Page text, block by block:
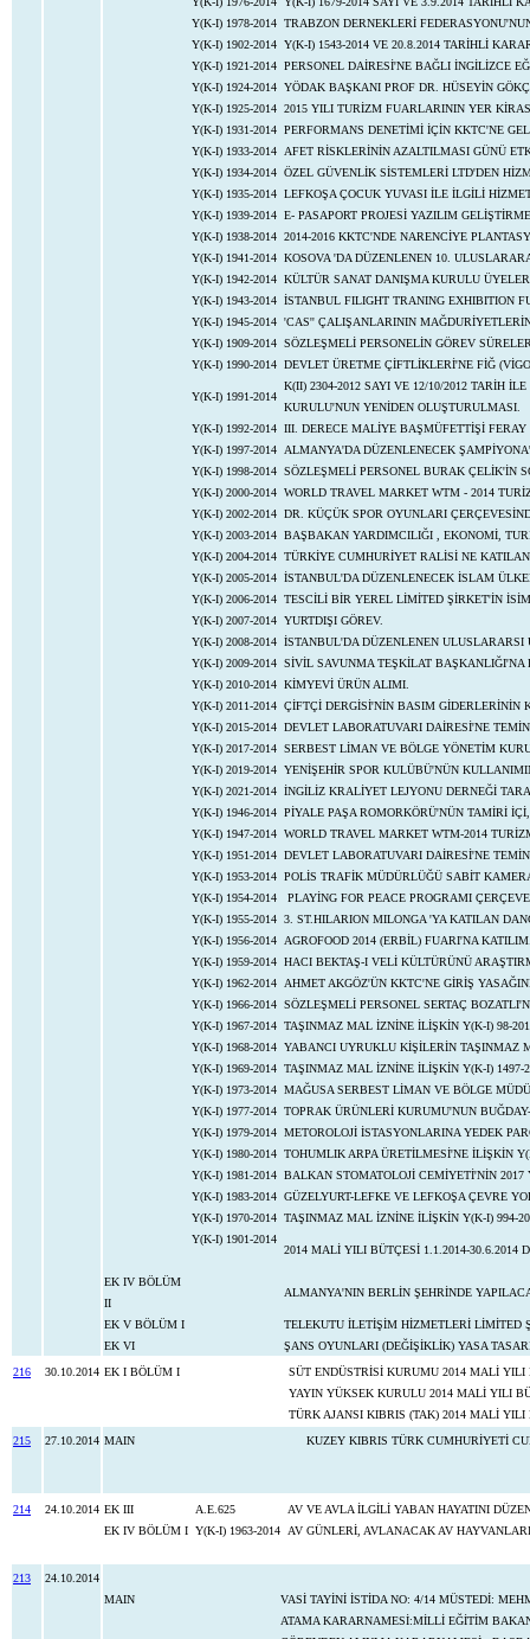
Y(K-I) 1978-2014 TRABZON DERNEKLERİ
Y(K-I) 1902-2014 Y(K-I) 1543-2014 VE 20.8.2014 TARİHLİ
Y(K-I) 1921-2014 PERSONEL DAİRESİ'NE BAĞLI İNGİLİZCE
Y(K-I) 1924-2014 YÖDAK BAŞKANI PROF DR. HÜSEYİN
Y(K-I) 1925-2014 2015 YILI TURİZM FUARLARININ YER
Y(K-I) 1931-2014 PERFORMANS DENETİMİ İÇİN KKTC'NE
Y(K-I) 1933-2014
AFET RİSKLERİNİN AZALTILMASI GÜNÜ
Y(K-I) 1934-2014 ÖZEL GÜVENLİK SİSTEMLERİ LTD'DEN
Y(K-I) 1935-2014 LEFKOŞA ÇOCUK YUVASI İLE İLGİLİ
Y(K-I) 1939-2014 E- PASAPORT PROJESİ YAZILIM
Y(K-I) 1938-2014 2014-2016 KKTC'NDE NARENCİYE
Y(K-I) 1941-2014 KOSOVA 'DA DÜZENLENEN 10.
Y(K-I) 1942-2014 KÜLTÜR SANAT DANIŞMA KURULU
Y(K-I) 1943-2014 İSTANBUL FILIGHT TRANING EXHIBITION
Y(K-I) 1945-2014 'CAS'' ÇALIŞANLARININ
Y(K-I) 1909-2014 SÖZLEŞMELİ PERSONELİN GÖREV
Y(K-I) 1990-2014 DEVLET ÜRETME ÇİFTLİKLERİ'NE FİĞ
Y(K-I) 1991-2014
K(II) 2304-2012 SAYI VE 12/10/2012 TARİH
KURULU'NUN YENİDEN OLUŞTURULMASI.
Y(K-I) 1992-2014 III. DERECE MALİYE BAŞMÜFETTİŞİ
Y(K-I) 1997-2014
ALMANYA'DA DÜZENLENECEK
Y(K-I) 1998-2014 SÖZLEŞMELİ PERSONEL BURAK ÇELİK'İN
Y(K-I) 2000-2014 WORLD TRAVEL MARKET WTM - 2014
Y(K-I) 2002-2014 DR. KÜÇÜK SPOR OYUNLARI
Y(K-I) 2003-2014 BAŞBAKAN YARDIMCILIĞI , EKONOMİ,
Y(K-I) 2004-2014 TÜRKİYE CUMHURİYET RALİSİ NE
Y(K-I) 2005-2014 İSTANBUL'DA DÜZENLENECEK İSLAM
Y(K-I) 2006-2014 TESCİLİ BİR YEREL LİMİTED ŞİRKET'İN
Y(K-I) 2007-2014 YURTDIŞI GÖREV.
Y(K-I) 2008-2014 İSTANBUL'DA DÜZENLENEN
Y(K-I) 2009-2014 SİVİL SAVUNMA TEŞKİLAT
Y(K-I) 2010-2014 KİMYEVİ ÜRÜN ALIMI.
Y(K-I) 2011-2014 ÇİFTÇİ DERGİSİ'NİN BASIM GİDERLERİNİN
Y(K-I) 2015-2014 DEVLET LABORATUVARI DAİRESİ'NE
Y(K-I) 2017-2014 SERBEST LİMAN VE BÖLGE YÖNETİM
Y(K-I) 2019-2014 YENİŞEHİR SPOR KULÜBÜ'NÜN
Y(K-I) 2021-2014 İNGİLİZ KRALİYET LEJYONU DERNEĞİ
Y(K-I) 1946-2014 PİYALE PAŞA ROMORKÖRÜ'NÜN TAMİRİ
Y(K-I) 1947-2014 WORLD TRAVEL MARKET WTM-2014
Y(K-I) 1951-2014 DEVLET LABORATUVARI DAİRESİ'NE
Y(K-I) 1953-2014 POLİS TRAFİK MÜDÜRLÜĞÜ SABİT
Y(K-I) 1954-2014
PLAYİNG FOR PEACE PROGRAMI
Y(K-I) 1955-2014 3. ST.HILARION MILONGA 'YA KATILAN
Y(K-I) 1956-2014
AGROFOOD 2014 (ERBİL) FUARI'NA
Y(K-I) 1959-2014 HACI BEKTAŞ-I VELİ KÜLTÜRÜNÜ
Y(K-I) 1962-2014
AHMET AKGÖZ'ÜN KKTC'NE GİRİŞ
Y(K-I) 1966-2014 SÖZLEŞMELİ PERSONEL SERTAÇ
Y(K-I) 1967-2014 TAŞINMAZ MAL İZNİNE İLİŞKİN Y(K-I) 98-
Y(K-I) 1968-2014 YABANCI UYRUKLU KİŞİLERİN TAŞINMAZ
Y(K-I) 1969-2014 TAŞINMAZ MAL İZNİNE İLİŞKİN Y(K-I) 1497-
Y(K-I) 1973-2014 MAĞUSA SERBEST LİMAN VE BÖLGE
Y(K-I) 1977-2014 TOPRAK ÜRÜNLERİ KURUMU'NUN
Y(K-I) 1979-2014 METOROLOJİ İSTASYONLARINA YEDEK
Y(K-I) 1980-2014 TOHUMLIK ARPA ÜRETİLMESİ'NE İLİŞKİN
Y(K-I) 1981-2014 BALKAN STOMATOLOJİ CEMİYETİ'NİN
Y(K-I) 1983-2014 GÜZELYURT-LEFKE VE LEFKOŞA ÇEVRE
Y(K-I) 1970-2014 TAŞINMAZ MAL İZNİNE İLİŞKİN Y(K-I) 994-
Y(K-I) 1901-2014
2014 MALİ YILI BÜTÇESİ 1.1.2014-30.6.2014
EK IV BÖLÜM
II
ALMANYA'NIN BERLİN ŞEHRİNDE
EK V BÖLÜM I
TELEKUTU İLETİŞİM HİZMETLERİ LİMİTED
EK VI
ŞANS OYUNLARI (DEĞİŞİKLİK) YASA
216
30.10.2014 EK I BÖLÜM I
SÜT ENDÜSTRİSİ KURUMU 2014 MALİ
YAYIN YÜKSEK KURULU 2014 MALİ YILI
TÜRK AJANSI KIBRIS (TAK) 2014 MALİ
215
27.10.2014 MAIN KUZEY KIBRIS TÜRK CUMHURİYETİ
214 24.10.2014 EK III A.E.625
AV VE AVLA İLGİLİ YABAN HAYATINI
EK IV BÖLÜM I Y(K-I) 1963-2014 AV GÜNLERİ, AVLANACAK AV
213
24.10.2014
MAIN
VASİ TAYİNİ İSTİDA NO: 4/14 MÜSTEDİ:
ATAMA KARARNAMESİ:MİLLİ EĞİTİM